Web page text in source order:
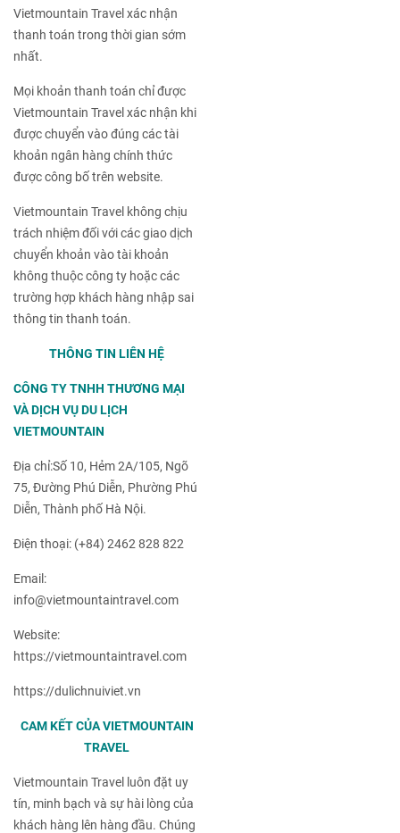
Vietmountain Travel xác nhận
thanh toán trong thời gian sớm
nhất.
Mọi khoản thanh toán chỉ được
Vietmountain Travel xác nhận khi
được chuyển vào đúng các tài
khoản ngân hàng chính thức
được công bố trên website.
Vietmountain Travel không chịu
trách nhiệm đối với các giao dịch
chuyển khoản vào tài khoản
không thuộc công ty hoặc các
trường hợp khách hàng nhập sai
thông tin thanh toán.
THÔNG TIN LIÊN HỆ
CÔNG TY TNHH THƯƠNG MẠI
VÀ DỊCH VỤ DU LỊCH
VIETMOUNTAIN
Địa chỉ:Số 10, Hẻm 2A/105, Ngõ
75, Đường Phú Diễn, Phường Phú
Diễn, Thành phố Hà Nội.
Điện thoại: (+84) 2462 828 822
Email:
info@vietmountaintravel.com
Website:
https://vietmountaintravel.com
https://dulichnuiviet.vn
CAM KẾT CỦA VIETMOUNTAIN
TRAVEL
Vietmountain Travel luôn đặt uy
tín, minh bạch và sự hài lòng của
khách hàng lên hàng đầu. Chúng